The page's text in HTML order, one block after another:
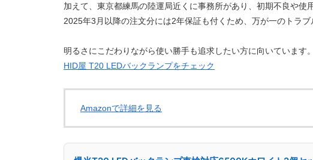
加えて、東京都練馬の陸運局近くに事務所があり、初期不良や使
2025年3月以降の注文分には2年保証も付くため、万が一のトラブ
明るさにこだわりながら使い勝手も追求したい方に向いています。
HID屋 T20 LEDバックランプをチェック
Amazonで詳細を見る